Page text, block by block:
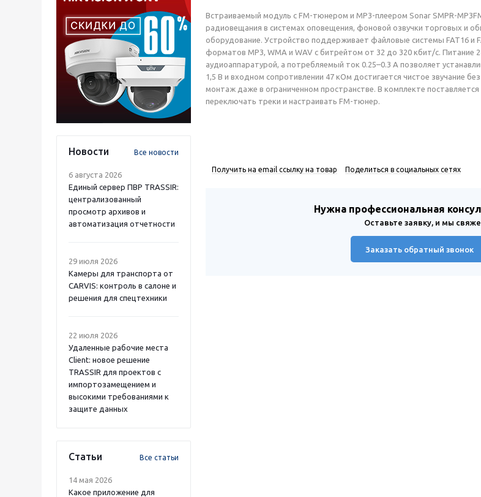
Новости Все новости
6 августа 2026
Единый сервер ПВР TRASSIR:
централизованный
просмотр архивов и
автоматизация отчетности
29 июля 2026
Камеры для транспорта от
CARVIS: контроль в салоне и
решения для спецтехники
22 июля 2026
Удаленные рабочие места
Client: новое решение
TRASSIR для проектов с
импортозамещением и
высокими требованиями к
защите данных
Статьи Все статьи
14 мая 2026
Какое приложение для
Встраиваемый модуль с FM-тюнером и MP3-плеером Sonar SMPR-
радиовещания в системах оповещения, фоновой озвучки торговых и
оборудование. Устройство поддерживает файловые системы FAT16 и
форматов MP3, WMA и WAV с битрейтом от 32 до 320 кбит/с. Питание
аудиоаппаратурой, а потребляемый ток 0.25–0.3 А позволяет
1,5 В и входном сопротивлении 47 кОм достигается чистое звучание
монтаж даже в ограниченном пространстве. В комплекте
переключать треки и настраивать FM-тюнер.
Получить на email ссылку на товар Поделиться в социальных сетях
Нужна профессиональная
Оставьте заявку, и мы
Заказать обратный звонок